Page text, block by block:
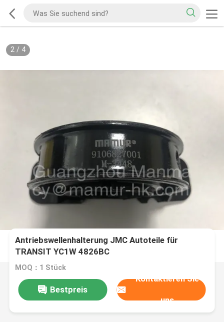
2/ 4
Antriebswellenhalterung JMC Autoteile für
TRANSIT YC1W 4826BC
MOQ：1 Stück
Bestpreis
Kontaktieren Sie
uns